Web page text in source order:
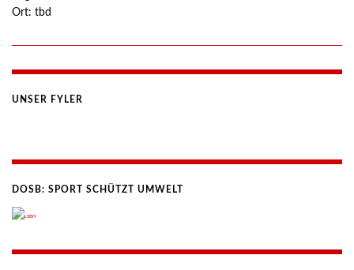
Ort: tbd
UNSER FYLER
DOSB: SPORT SCHÜTZT UMWELT